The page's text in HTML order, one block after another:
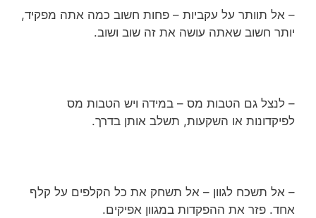
– אל תוותר על עקביות – פחות חשוב כמה אתה מפקיד,
יותר חשוב שאתה עושה את זה שוב ושוב.
– לנצל גם הטבות מס – במידה ויש הטבות מס
לפיקדונות או השקעות, תשלב אותן בדרך.
– אל תשכח לגוון – אל תשחק את כל הקלפים על קלף
אחד. פזר את ההפקדות במגוון אפיקים.